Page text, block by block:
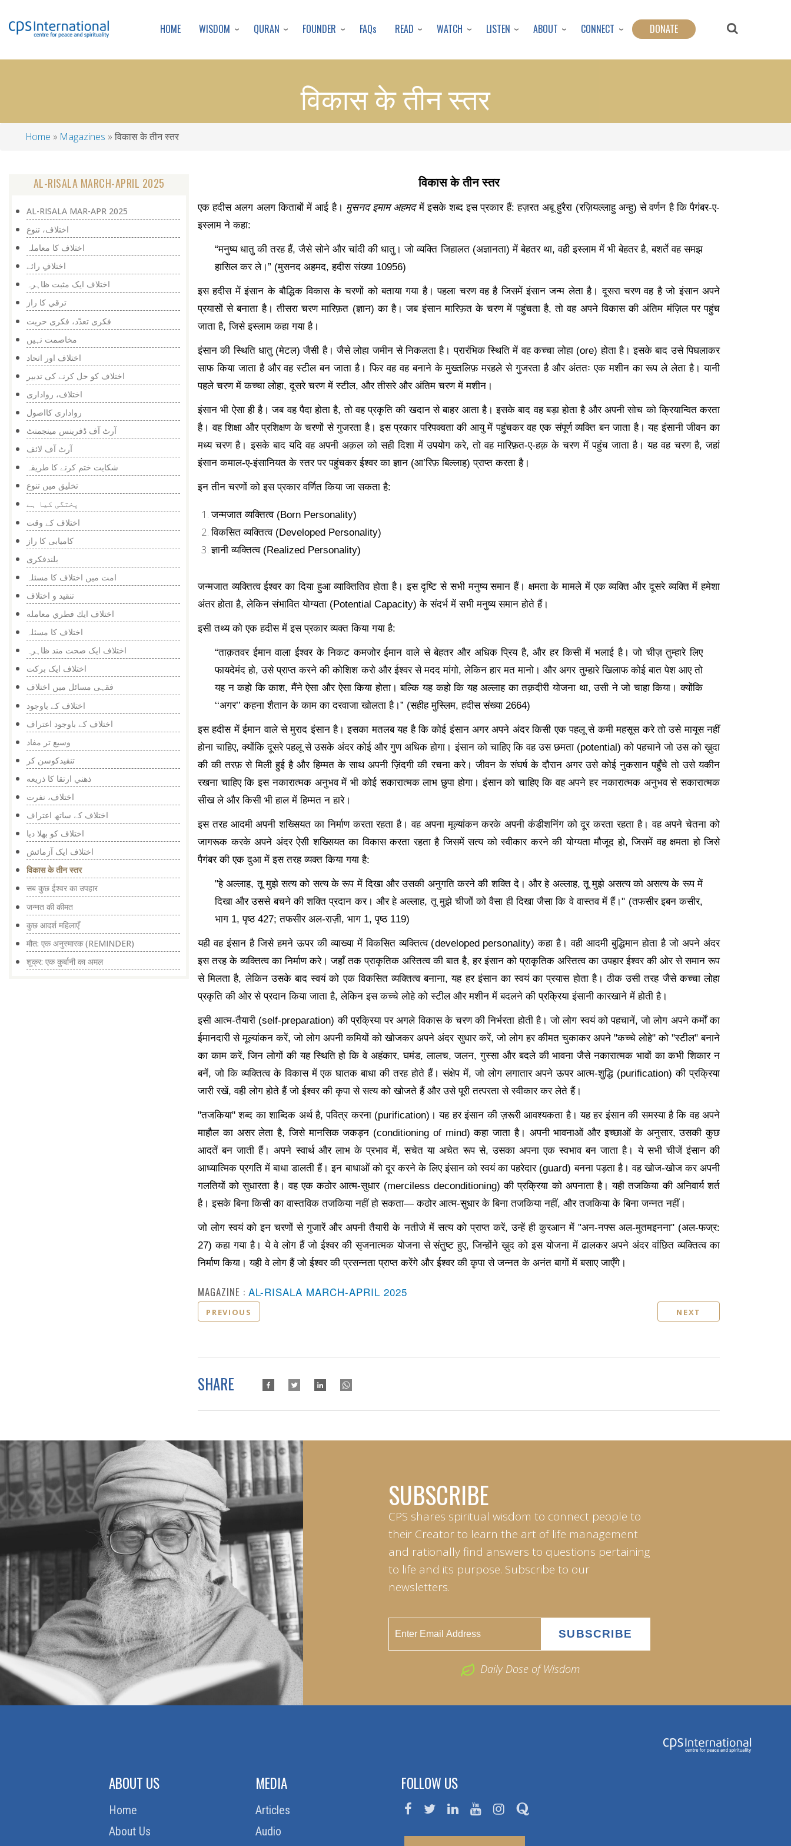
to
content
HOME WISDOM QURAN FOUNDER FAQs READ WATCH LISTEN ABOUT CONNECT DONATE
विकास के तीन स्तर
Breadcrumb
Home Magazines विकास के तीन स्तर
विकास के तीन स्तर
एक हदीस अलग अलग किताबों में आई है। मुसनद इमाम अहमदमें इसके शब्द इस प्रकार हैं: हज़रत अबू हुरैरा (रज़ियल्लाहु अन्हु) से वर्णन है कि पैगंबर-ए-
इस्लाम ने कहा:
“मनुष्य धातु की तरह हैं, जैसे सोने और चांदी की धातु। जो व्यक्ति जिहालत (अज्ञानता) में बेहतर था, वही इस्लाम में भी बेहतर है, बशर्ते वह समझ
हासिल कर ले।” (मुसनद अहमद, हदीस संख्या 10956)
इस हदीस में इंसान के बौद्धिक विकास के चरणों को बताया गया है। पहला चरण वह है जिसमें इंसान जन्म लेता है। दूसरा चरण वह है जो इंसान अपने
प्रयासों से बनाता है। तीसरा चरण मारिफ़त (ज्ञान) का है। जब इंसान मारिफ़त के चरण में पहुंचता है, तो वह अपने विकास की अंतिम मंज़िल पर पहुंच
जाता है, जिसे इस्लाम कहा गया है।
इंसान की स्थिति धातु (मेटल) जैसी है। जैसे लोहा जमीन से निकलता है। प्रारंभिक स्थिति में वह कच्चा लोहा (ore) होता है। इसके बाद उसे पिघलाकर
साफ किया जाता है और वह स्टील बन जाता है। फिर वह वह बनाने के मुख्तलिफ़ मरहले से गुजरता है और अंततः एक मशीन का रूप ले लेता है। यानी
पहले चरण में कच्चा लोहा, दूसरे चरण में स्टील, और तीसरे और अंतिम चरण में मशीन।
इंसान भी ऐसा ही है। जब वह पैदा होता है, तो वह प्रकृति की खदान से बाहर आता है। इसके बाद वह बड़ा होता है और अपनी सोच को क्रियान्वित करता
है। वह शिक्षा और प्रशिक्षण के चरणों से गुजरता है। इस प्रकार परिपक्वता की आयु में पहुंचकर वह एक संपूर्ण व्यक्ति बन जाता है। यह इंसानी जीवन का
मध्य चरण है। इसके बाद यदि वह अपनी अक़ल को सही दिशा में उपयोग करे, तो वह मारिफ़त-ए-हक़ के चरण में पहुंच जाता है। यह वह चरण है, जहां
इंसान कमाल-ए-इंसानियत के स्तर पर पहुंचकर ईश्वर का ज्ञान (आ’रिफ़ बिल्लाह) प्राप्त करता है।
इन तीन चरणों को इस प्रकार वर्णित किया जा सकता है:
जन्मजात व्यक्तित्व (Born Personality)
विकसित व्यक्तित्व (Developed Personality)
ज्ञानी व्यक्तित्व (Realized Personality)
जन्मजात व्यक्तित्व ईश्वर का दिया हुआ व्याक्तितिव होता है। इस दृष्टि से सभी मनुष्य समान हैं। क्षमता के मामले में एक व्यक्ति और दूसरे व्यक्ति में हमेशा
अंतर होता है, लेकिन संभावित योग्यता (Potential Capacity) के संदर्भ में सभी मनुष्य समान होते हैं।
इसी तथ्य को एक हदीस में इस प्रकार व्यक्त किया गया है:
“ताक़तवर ईमान वाला ईश्वर के निकट कमजोर ईमान वाले से बेहतर और अधिक प्रिय है, और हर किसी में भलाई है। जो चीज़ तुम्हारे लिए
फायदेमंद हो, उसे प्राप्त करने की कोशिश करो और ईश्वर से मदद मांगो, लेकिन हार मत मानो। और अगर तुम्हारे खिलाफ कोई बात पेश आए तो
यह न कहो कि काश, मैंने ऐसा और ऐसा किया होता। बल्कि यह कहो कि यह अल्लाह का तक़दीरी योजना था, उसी ने जो चाहा किया। क्योंकि
‘‘अगर’’ कहना शैतान के काम का दरवाजा खोलता है।” (सहीह मुस्लिम, हदीस संख्या 2664)
इस हदीस में ईमान वाले से मुराद इंसान है। इसका मतलब यह है कि कोई इंसान अगर अपने अंदर किसी एक पहलू से कमी महसूस करे तो उसे मायूस नहीं
होना चाहिए, क्योंकि दूसरे पहलू से उसके अंदर कोई और गुण अधिक होगा। इंसान को चाहिए कि वह उस छमता (potential) को पहचाने जो उस को ख़ुदा
की की तरफ़ से मिली हुई है और हिम्मत के साथ अपनी ज़िंदगी की रचना करे। जीवन के संघर्ष के दौरान अगर उसे कोई नुकसान पहुँचे तो उसे यकीन
रखना चाहिए कि इस नकारात्मक अनुभव में भी कोई सकारात्मक लाभ छुपा होगा। इंसान को चाहिए कि वह अपने हर नकारात्मक अनुभव से सकारात्मक
सीख ले और किसी भी हाल में हिम्मत न हारे।
इस तरह आदमी अपनी शख्सियत का निर्माण करता रहता है। वह अपना मूल्यांकन करके अपनी कंडीशनिंग को दूर करता रहता है। वह अपने चेतना को
जागरूक करके अपने अंदर ऐसी शख्सियत का विकास करता रहता है जिसमें सत्य को स्वीकार करने की योग्यता मौजूद हो, जिसमें वह क्षमता हो जिसे
पैगंबर की एक दुआ में इस तरह व्यक्त किया गया है:
"हे अल्लाह, तू मुझे सत्य को सत्य के रूप में दिखा और उसकी अनुगति करने की शक्ति दे। और हे अल्लाह, तू मुझे असत्य को असत्य के रूप में
दिखा और उससे बचने की शक्ति प्रदान कर। और हे अल्लाह, तू मुझे चीजों को वैसा ही दिखा जैसा कि वे वास्तव में हैं।" (तफसीर इबन कसीर,
भाग 1, पृष्ठ 427; तफसीर अल-राज़ी, भाग 1, पृष्ठ 119)
यही वह इंसान है जिसे हमने ऊपर की व्याख्या में विकसित व्यक्तित्व (developed personality) कहा है। वही आदमी बुद्धिमान होता है जो अपने अंदर
इस तरह के व्यक्तित्व का निर्माण करे। जहाँ तक प्राकृतिक अस्तित्व की बात है, हर इंसान को प्राकृतिक अस्तित्व का उपहार ईश्वर की ओर से समान रूप
से मिलता है, लेकिन उसके बाद स्वयं को एक विकसित व्यक्तित्व बनाना, यह हर इंसान का स्वयं का प्रयास होता है। ठीक उसी तरह जैसे कच्चा लोहा
प्रकृति की ओर से प्रदान किया जाता है, लेकिन इस कच्चे लोहे को स्टील और मशीन में बदलने की प्रक्रिया इंसानी कारखाने में होती है।
इसी आत्म-तैयारी (self-preparation) की प्रक्रिया पर अगले विकास के चरण की निर्भरता होती है। जो लोग स्वयं को पहचानें, जो लोग अपने कर्मों का
ईमानदारी से मूल्यांकन करें, जो लोग अपनी कमियों को खोजकर अपने अंदर सुधार करें, जो लोग हर कीमत चुकाकर अपने "कच्चे लोहे" को "स्टील" बनाने
का काम करें, जिन लोगों की यह स्थिति हो कि वे अहंकार, घमंड, लालच, जलन, गुस्सा और बदले की भावना जैसे नकारात्मक भावों का कभी शिकार न
बनें, जो कि व्यक्तित्व के विकास में एक घातक बाधा की तरह होते हैं। संक्षेप में, जो लोग लगातार अपने ऊपर आत्म-शुद्धि (purification) की प्रक्रिया
जारी रखें, वही लोग होते हैं जो ईश्वर की कृपा से सत्य को खोजते हैं और उसे पूरी तत्परता से स्वीकार कर लेते हैं।
"तजकिया" शब्द का शाब्दिक अर्थ है, पवित्र करना (purification)। यह हर इंसान की ज़रूरी आवश्यकता है। यह हर इंसान की समस्या है कि वह अपने
माहौल का असर लेता है, जिसे मानसिक जकड़न (conditioning of mind) कहा जाता है। अपनी भावनाओं और इच्छाओं के अनुसार, उसकी कुछ
आदतें बन जाती हैं। अपने स्वार्थ और लाभ के प्रभाव में, सचेत या अचेत रूप से, उसका अपना एक स्वभाव बन जाता है। ये सभी चीजें इंसान की
आध्यात्मिक प्रगति में बाधा डालती हैं। इन बाधाओं को दूर करने के लिए इंसान को स्वयं का पहरेदार (guard) बनना पड़ता है। वह खोज-खोज कर अपनी
गलतियों को सुधारता है। वह एक कठोर आत्म-सुधार (merciless deconditioning) की प्रक्रिया को अपनाता है। यही तजकिया की अनिवार्य शर्त
है। इसके बिना किसी का वास्तविक तजकिया नहीं हो सकता— कठोर आत्म-सुधार के बिना तजकिया नहीं, और तजकिया के बिना जन्नत नहीं।
जो लोग स्वयं को इन चरणों से गुजारें और अपनी तैयारी के नतीजे में सत्य को प्राप्त करें, उन्हें ही कुरआन में "अन-नफ्स अल-मुतमइनना" (अल-फज्र:
27) कहा गया है। ये वे लोग हैं जो ईश्वर की सृजनात्मक योजना से संतुष्ट हुए, जिन्होंने ख़ुद को इस योजना में ढालकर अपने अंदर वांछित व्यक्तित्व का
निर्माण किया। यही वे लोग हैं जो ईश्वर की प्रसन्नता प्राप्त करेंगे और ईश्वर की कृपा से जन्नत के अनंत बागों में बसाए जाएँगे।
MAGAZINE : AL-RISALA MARCH-APRIL 2025
PREVIOUS NEXT
SHARE
AL-RISALA MARCH-APRIL 2025
AL-RISALA MAR-APR 2025
اختلاف، تنوع
اختلاف کا معاملہ
اختلافِ رائے
اختلاف ایک مثبت ظاہرہ
ترقي كا راز
فکری تعدّد، فکری حریت
مخاصمت نہیں
اختلاف اور اتحاد
اختلاف کو حل کرنے کی تدبیر
اختلاف، رواداری
رواداری کااصول
آرٹ آف ڈفرینس مینجمنٹ
آرٹ آف لائف
شکایت ختم کرنے کا طریقہ
تخلیق میں تنوع
پختگی کیا ہے
اختلاف کے وقت
کامیابی کا راز
بلندفکری
امت میں اختلاف کا مسئلہ
تنقید و اختلاف
اختلاف ايك فطري معامله
اختلاف کا مسئلہ
اختلاف ایک صحت مند ظاہرہ
اختلاف ایک برکت
فقہی مسائل میں اختلاف
اختلاف کے باوجود
اختلاف کے باوجود اعتراف
وسيع تر مفاد
تنقیدکوسن کر
ذهني ارتقا كا ذريعه
اختلاف، نفرت
اختلاف کے ساتھ اعتراف
اختلاف کو بھلا دیا
اختلاف ایک آزمائش
विकास के तीन स्तर
सब कुछ ईश्वर का उपहार
जन्नत की कीमत
कुछ आदर्श महिलाएँ
मौत: एक अनुस्मारक (REMINDER)
शुक्र: एक कुर्बानी का अमल
SUBSCRIBE
CPS shares spiritual wisdom to connect people to
their Creator to learn the art of life management
and rationally find answers to questions pertaining
to life and its purpose. Subscribe to our
newsletters.
Daily Dose of Wisdom
ABOUT US
Home
About Us
MEDIA
Articles
Audio
FOLLOW US